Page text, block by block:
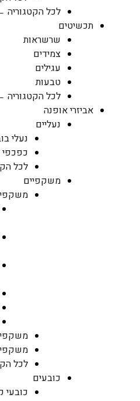
לכל הקטגוריה
תכשיטים
שרשראות
צמידים
עגילים
טבעות
לכל הקטגוריה
אביזרי אופנה
נעליים
נעלי
לכל
משקפיים
משקפי
לכל
כובעים
כובעי